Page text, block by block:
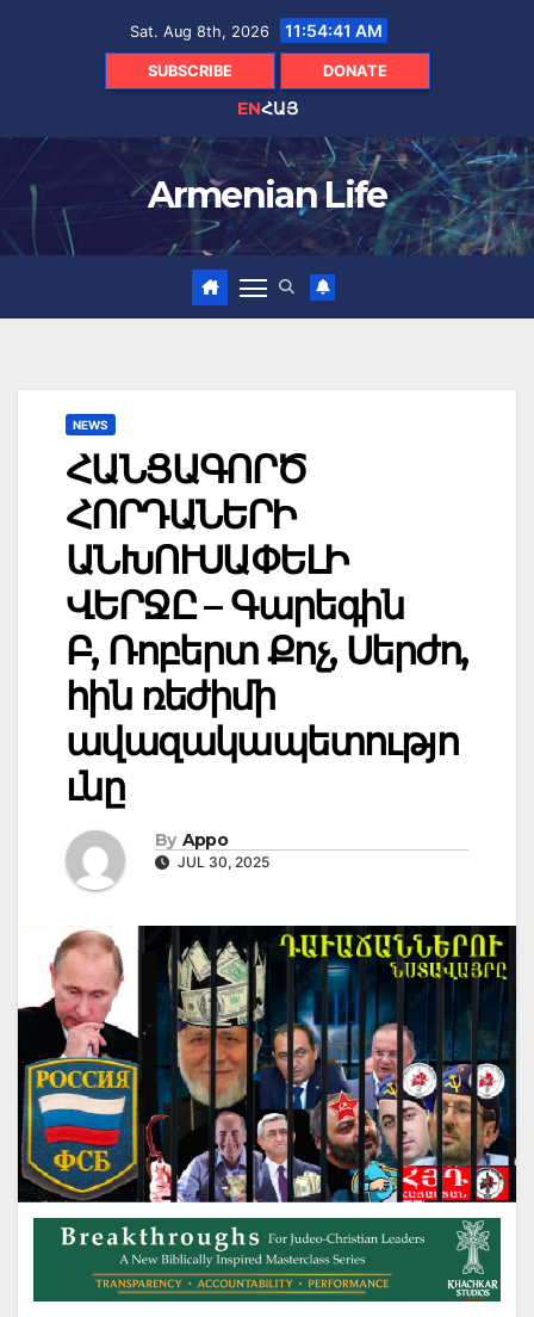
Sat. Aug 8th, 2026 11:54:42 AM
SUBSCRIBE DONATE
ENՀԱՅ
Armenian Life
NEWS
ՀԱՆՑԱԳՈՐԾ
ՀՈՐԴԱՆԵՐԻ
ԱՆԽՈՒՍԱՓԵԼԻ
ՎԵՐՋԸ – Գարեգին
Բ, Ռոբերտ Քոչ, Սերժո,
հին ռեժիմի
ավազակապետությո
ւնը
By Appo
JUL 30, 2025